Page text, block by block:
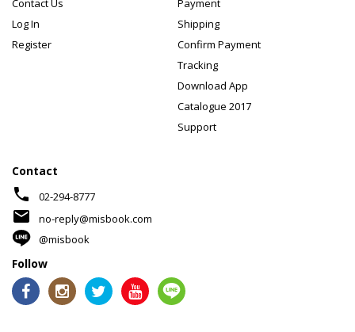
Contact Us
Log In
Register
Payment
Shipping
Confirm Payment
Tracking
Download App
Catalogue 2017
Support
Contact
phone 02-294-8777
mail
no-reply@misbook.com
@misbook
Follow